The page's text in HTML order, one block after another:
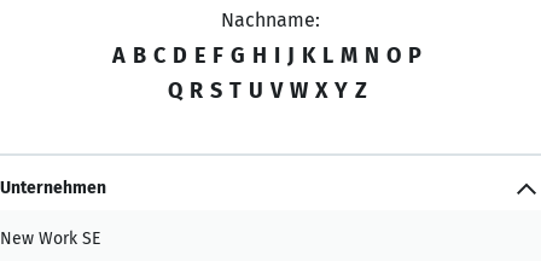
Nachname:
A B C D E F G H I J K L M N O P
Q R S T U V W X Y Z
Unternehmen
New Work SE